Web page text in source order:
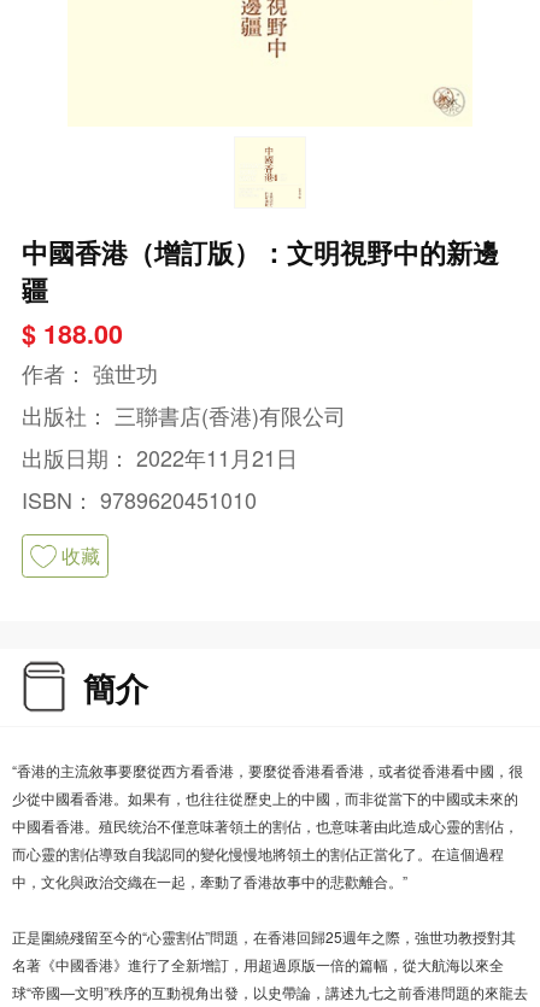
中國香港（增訂版）：文明視野中的新邊
疆
$ 188.00
作者： 強世功
出版社： 三聯書店(香港)有限公司
出版日期： 2022年11月21日
ISBN： 9789620451010
收藏
簡介
“香港的主流敘事要麼從西方看香港，要麼從香港看香港，或者從香港看中國，很
少從中國看香港。如果有，也往往從歷史上的中國，而非從當下的中國或未來的
中國看香港。殖民统治不僅意味著領土的割佔，也意味著由此造成心靈的割佔，
而心靈的割佔導致自我認同的變化慢慢地將領土的割佔正當化了。在這個過程
中，文化與政治交織在一起，牽動了香港故事中的悲歡離合。”
正是圍繞殘留至今的“心靈割佔”問題，在香港回歸25週年之際，強世功教授對其
名著《中國香港》進行了全新增訂，用超過原版一倍的篇幅，從大航海以來全
球“帝國—文明”秩序的互動視角出發，以史帶論，講述九七之前香港問題的來龍去